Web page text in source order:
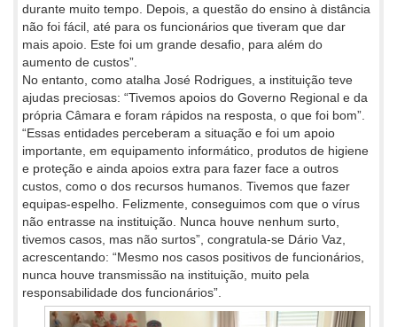
durante muito tempo. Depois, a questão do ensino à distância
não foi fácil, até para os funcionários que tiveram que dar
mais apoio. Este foi um grande desafio, para além do
aumento de custos”.
No entanto, como atalha José Rodrigues, a instituição teve
ajudas preciosas: “Tivemos apoios do Governo Regional e da
própria Câmara e foram rápidos na resposta, o que foi bom”.
“Essas entidades perceberam a situação e foi um apoio
importante, em equipamento informático, produtos de higiene
e proteção e ainda apoios extra para fazer face a outros
custos, como o dos recursos humanos. Tivemos que fazer
equipas-espelho. Felizmente, conseguimos com que o vírus
não entrasse na instituição. Nunca houve nenhum surto,
tivemos casos, mas não surtos”, congratula-se Dário Vaz,
acrescentando: “Mesmo nos casos positivos de funcionários,
nunca houve transmissão na instituição, muito pela
responsabilidade dos funcionários”.